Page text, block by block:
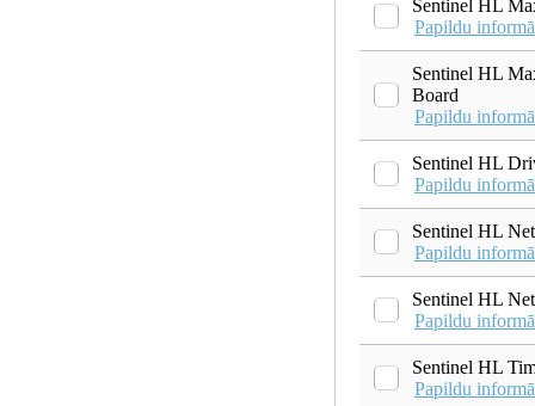
Sentinel HL
Papildu
Sentinel HL
Board
Papildu
Sentinel HL
Papildu
Sentinel HL
Papildu
Sentinel HL Net
Papildu
Sentinel HL
Papildu